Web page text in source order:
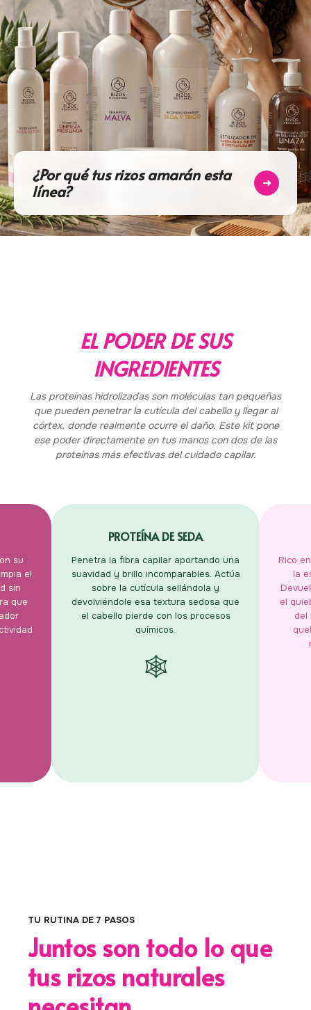
¿Por qué tus rizos amarán esta
línea?
➜
EL PODER DE SUS
INGREDIENTES
Las proteínas hidrolizadas son moléculas tan pequeñas
que pueden penetrar la cutícula del cabello y llegar al
córtex, donde realmente ocurre el daño. Este kit pone
ese poder directamente en tus manos con dos de las
proteínas más efectivas del cuidado capilar.
su
el
sin
que
PROTEÍNA DE SEDA
Penetra la fibra capilar aportando una
suavidad y brillo incomparables. Actúa
sobre la cutícula sellándola y
devolviéndole esa textura sedosa que
el cabello pierde con los procesos
químicos.
🕸️
Rico
la
el
del
TU RUTINA DE 7 PASOS
Juntos son todo lo que
tus rizos naturales